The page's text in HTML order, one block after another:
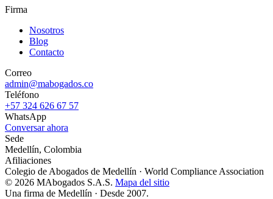
Firma
Nosotros
Blog
Contacto
Correo
admin@mabogados.co
Teléfono
+57 324 626 67 57
WhatsApp
Conversar ahora
Sede
Medellín, Colombia
Afiliaciones
Colegio de Abogados de Medellín · World Compliance Association
© 2026 MAbogados S.A.S. Mapa del sitio
Una firma de Medellín · Desde 2007.